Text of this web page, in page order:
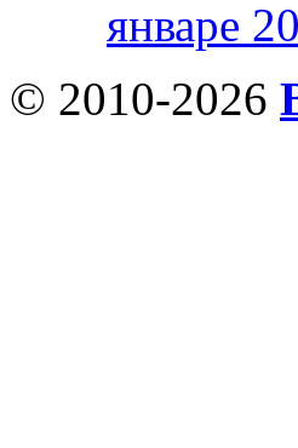
январе
© 2010-2026